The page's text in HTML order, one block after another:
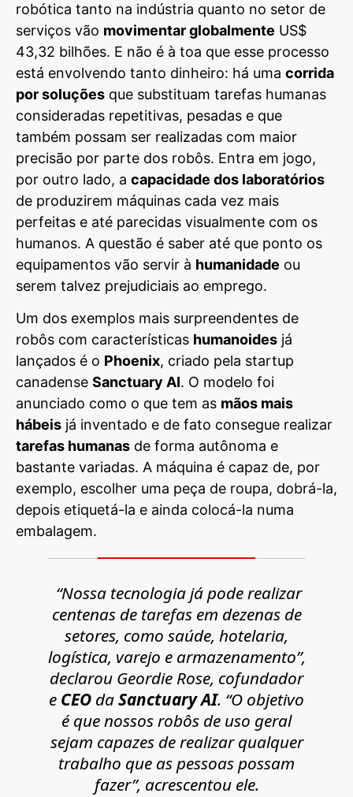
robótica tanto na indústria quanto no setor de
serviços vão movimentar globalmente US$
43,32 bilhões. E não é à toa que esse processo
está envolvendo tanto dinheiro: há uma corrida
por soluções que substituam tarefas humanas
consideradas repetitivas, pesadas e que
também possam ser realizadas com maior
precisão por parte dos robôs. Entra em jogo,
por outro lado, a capacidade dos laboratórios
de produzirem máquinas cada vez mais
perfeitas e até parecidas visualmente com os
humanos. A questão é saber até que ponto os
equipamentos vão servir à humanidade ou
serem talvez prejudiciais ao emprego.
Um dos exemplos mais surpreendentes de
robôs com características humanoides já
lançados é o Phoenix, criado pela startup
canadense Sanctuary AI. O modelo foi
anunciado como o que tem as mãos mais
hábeis já inventado e de fato consegue realizar
tarefas humanas de forma autônoma e
bastante variadas. A máquina é capaz de, por
exemplo, escolher uma peça de roupa, dobrá-la,
depois etiquetá-la e ainda colocá-la numa
embalagem.
“Nossa tecnologia já pode realizar
centenas de tarefas em dezenas de
setores, como saúde, hotelaria,
logística, varejo e armazenamento”,
declarou Geordie Rose, cofundador
e CEO daSanctuary AI. “O objetivo
é que nossos robôs de uso geral
sejam capazes de realizar qualquer
trabalho que as pessoas possam
fazer”, acrescentou ele.